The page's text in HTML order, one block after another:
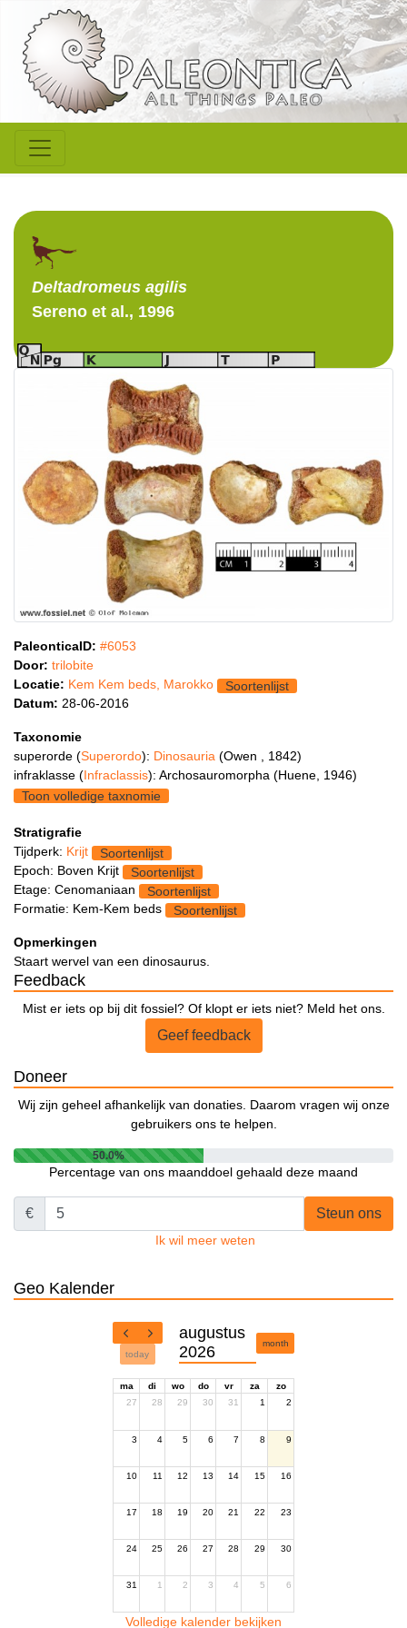
Deltadromeus agilis
Sereno et al., 1996
PaleonticaID: #6053
Door: trilobite
Locatie: Kem Kem beds, Marokko
Soortenlijst
Datum: 28-06-2016
Taxonomie
superorde (Superordo): Dinosauria (Owen , 1842)
infraklasse (Infraclassis): Archosauromorpha (Huene, 1946)
Toon volledige taxnomie
Stratigrafie
Tijdperk: Krijt
Soortenlijst
Epoch: Boven Krijt
Soortenlijst
Etage: Cenomaniaan
Soortenlijst
Formatie: Kem-Kem beds
Soortenlijst
Opmerkingen
Staart wervel van een dinosaurus.
Feedback
Mist er iets op bij dit fossiel? Of klopt er iets niet? Meld het ons.
Geef feedback
Doneer
Wij zijn geheel afhankelijk van donaties. Daarom vragen wij onze
gebruikers ons te helpen.
50.0%
Percentage van ons maanddoel gehaald deze maand
€ Steun ons
Ik wil meer weten
Geo Kalender
today
augustus
2026
month
ma di wo do vr za
zo
27
28 29 30 31 1 2
3 4 5 6 7 8 9
10 11 12 13 14 15 16
17 18 19 20 21 22 23
24 25 26 27 28 29 30
31 1 2 3 4 5 6
Volledige kalender bekijken